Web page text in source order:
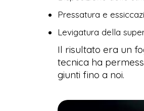
Pressatura e
Levigatura della
Il risultato era un
tecnica ha
giunti fino a noi.